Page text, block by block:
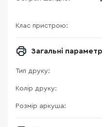
Клас пристрою:
Загальні
Тип друку:
Колір друку:
Розмір аркуша: